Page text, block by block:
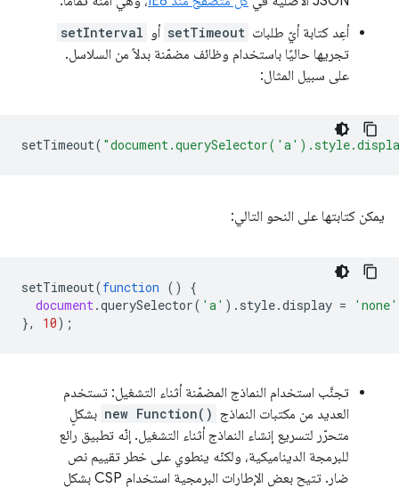
أعِد كتابة أيّ طلبات setTimeout أو setInterval
تجريها حاليًا باستخدام وظائف مضمّنة بدلاً من السلاسل.
على سبيل المثال:
setTimeout(
يمكن كتابتها على النحو التالي:
setTimeout(function ()
{
document .querySelector( 'a' ). style.display = 'none'
},
10);
تجنَّب استخدام النماذج المضمّنة أثناء التشغيل: تستخدم
العديد من مكتبات النماذج new Function() بشكلٍ
متحرّر لتسريع إنشاء النماذج أثناء التشغيل. إنّه تطبيق رائع
للبرمجة الديناميكية، ولكنّه ينطوي على خطر تقييم نص
ضار. تتيح بعض الإطارات البرمجية استخدام CSP بشكل